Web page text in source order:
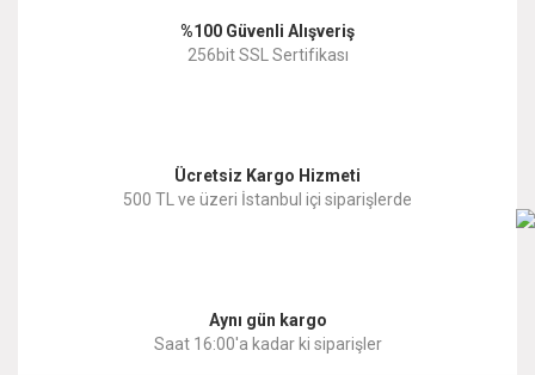
Ürün fiyatı diğer sitelerden daha pahalı.
%100 Güvenli Alışveriş
256bit SSL Sertifikası
Ücretsiz Kargo Hizmeti
500 TL ve üzeri İstanbul içi siparişlerde
Aynı gün kargo
Saat 16:00'a kadar ki siparişler